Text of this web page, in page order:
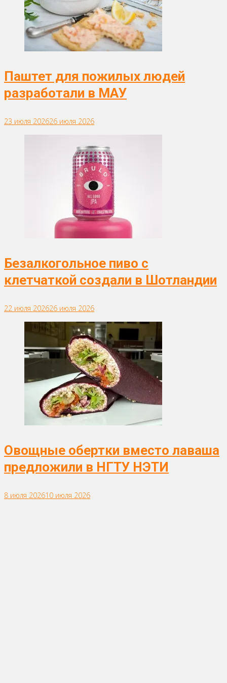
Паштет для пожилых людей
разработали в МАУ
23 июля 202626 июля 2026
Безалкогольное пиво с
клетчаткой создали в Шотландии
22 июля 202626 июля 2026
Овощные обертки вместо лаваша
предложили в НГТУ НЭТИ
8 июля 202610 июля 2026